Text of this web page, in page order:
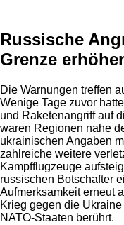
Russische
Grenze
Die Warnungen treffen
Wenige Tage zuvor
und Raketenangriff auf
waren Regionen nahe
ukrainischen Angaben
zahlreiche weitere
Kampfflugzeuge
russischen Botschafter
Aufmerksamkeit erneut
Krieg gegen die
NATO-Staaten berührt.